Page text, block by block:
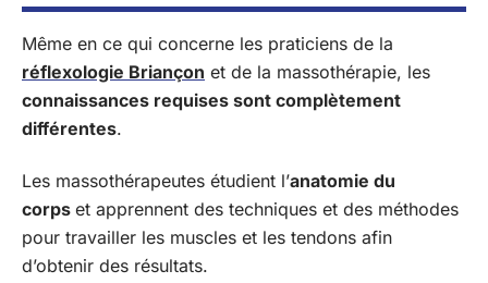
Même en ce qui concerne les praticiens de la
réflexologie Briançon et de la massothérapie, les
connaissances requises sont complètement
différentes.
Les massothérapeutes étudient l’anatomie du
corps et apprennent des techniques et des méthodes
pour travailler les muscles et les tendons afin
d’obtenir des résultats.